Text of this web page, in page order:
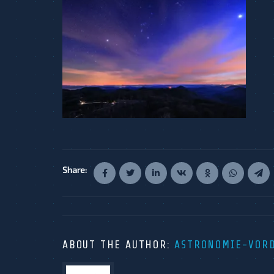
Share:
ABOUT THE AUTHOR:ASTRONOMIE-